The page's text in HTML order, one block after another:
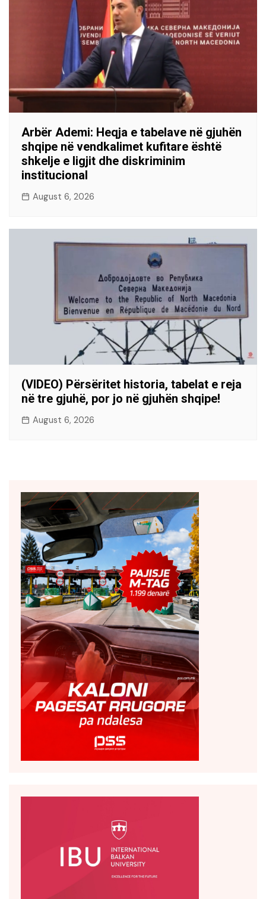
Arbër Ademi: Heqja e tabelave në gjuhën
shqipe në vendkalimet kufitare është
shkelje e ligjit dhe diskriminim
institucional
August 6, 2026
(VIDEO) Përsëritet historia, tabelat e reja
në tre gjuhë, por jo në gjuhën shqipe!
August 6, 2026